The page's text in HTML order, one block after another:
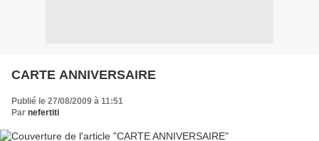
CARTE ANNIVERSAIRE
Publié le 27/08/2009 à 11:51
Par nefertiti